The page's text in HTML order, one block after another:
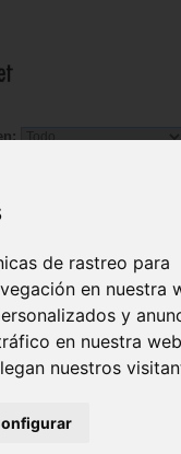
de rastreo para
en nuestra
y
en nuestra
nuestros
simplemente
para los niños.